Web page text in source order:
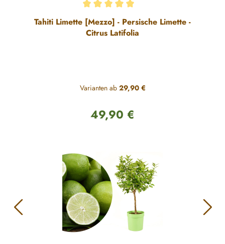
Durchschnittliche Bewertung von 5 von 5 Sternen
Tahiti Limette [Mezzo] - Persische Limette -
Citrus Latifolia
Varianten ab29,90 €
Regulärer Preis:
49,90 €